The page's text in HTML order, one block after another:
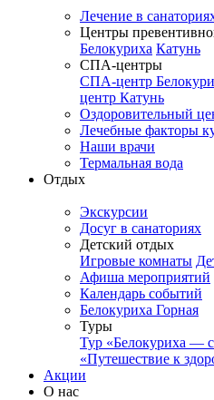
Лечение в
Центры
Белокуриха Катунь
СПА-центры
СПА-центр
центр Катунь
Оздоровительный
Лечебные факторы
Наши врачи
Термальная вода
Отдых
Экскурсии
Досуг в санаториях
Детский отдых
Игровые комнаты
Афиша мероприятий
Календарь событий
Белокуриха Горная
Туры
Тур «Белокуриха —
«Путешествие к
Акции
О нас